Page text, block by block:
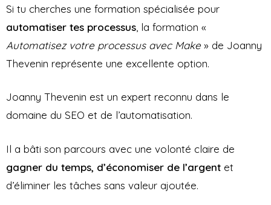
Si tu cherches une formation spécialisée pour
automatiser tes processus , la formation «
Automatisez votre processus avec Make » de Joanny
Thevenin représente une excellente option.
Joanny Thevenin est un expert reconnu dans le
domaine du SEO et de l’automatisation.
Il a bâti son parcours avec une volonté claire de
gagner du temps, d’économiser de l’argent et
d’éliminer les tâches sans valeur ajoutée.